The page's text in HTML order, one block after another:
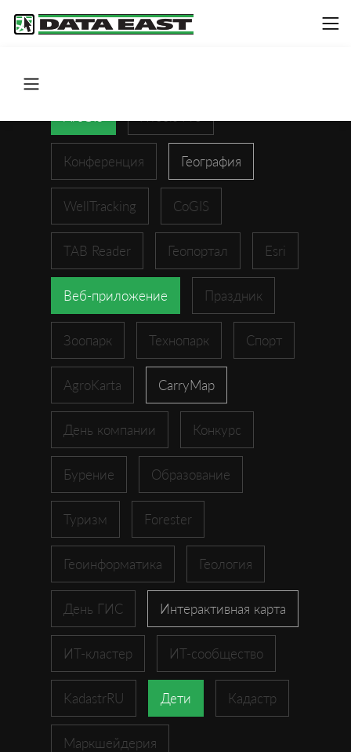
Конференция География
WellTracking CoGIS
TAB Reader Геопортал Esri
Веб-приложение Праздник
Зоопарк Технопарк Спорт
AgroKarta CarryMap
День компании Конкурс
Бурение Образование
Туризм Forester
Геоинформатика Геология
День ГИС Интерактивная карта
ИТ-кластер ИТ-сообщество
KadastrRU Дети Кадастр
Маркшейдерия